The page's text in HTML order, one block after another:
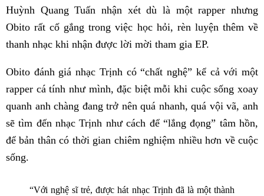
Huỳnh Quang Tuấn nhận xét dù là một rapper nhưng
Obito rất cố gắng trong việc học hỏi, rèn luyện thêm về
thanh nhạc khi nhận được lời mời tham gia EP.
Obito đánh giá nhạc Trịnh có “chất nghệ” kể cả với một
rapper cá tính như mình, đặc biệt mỗi khi cuộc sống xoay
quanh anh chàng đang trở nên quá nhanh, quá vội vã, anh
sẽ tìm đến nhạc Trịnh như cách để “lắng đọng” tâm hồn,
để bản thân có thời gian chiêm nghiệm nhiều hơn về cuộc
sống.
“Với nghệ sĩ trẻ, được hát nhạc Trịnh đã là một thành